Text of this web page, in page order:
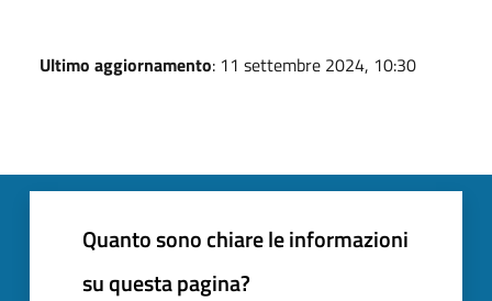
Ultimo aggiornamento: 11 settembre 2024, 10:30
Quanto sono chiare le informazioni
su questa pagina?